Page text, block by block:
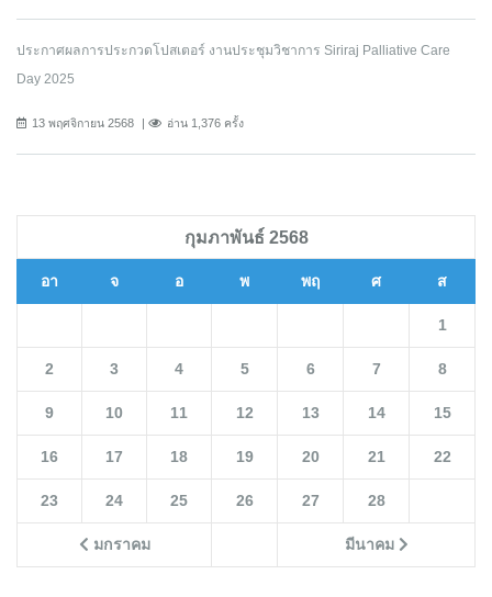
ประกาศผลการประกวดโปสเตอร์ งานประชุมวิชาการ Siriraj Palliative Care
Day 2025
13 พฤศจิกายน 2568 อ่าน 1,376 ครั้ง
กุมภาพันธ์ 2568
อา จ อ พ พฤ ศ ส
มกราคม มีนาคม
1
2 3 4 5 6 7 8
9 10 11 12 13 14 15
16 17 18 19 20 21 22
23 24 25 26 27 28